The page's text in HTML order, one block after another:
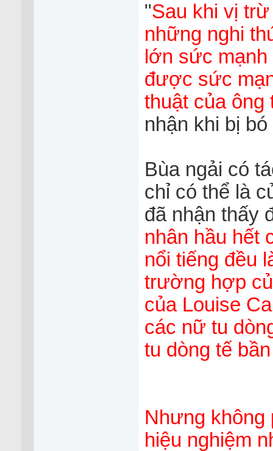
"Sau khi vị
những nghi
lớn sức
được sức
thuật của ông
nhận khi bị
Bùa ngải có
chỉ có thể là
đã nhận thấy
nhân hầu hết
nổi tiếng đều
trường hợp
của Louise
các nữ tu
tu dòng tế
Nhưng không
hiệu nghiệm